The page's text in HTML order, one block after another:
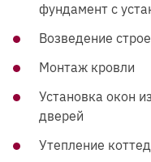
фундамент с
Возведение
Монтаж кровли
Установка окон
дверей
Утепление